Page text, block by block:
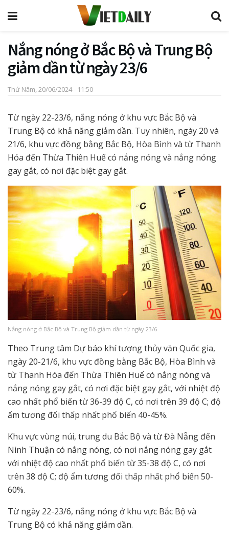
Nắng nóng ở Bắc Bộ và Trung Bộ
giảm dần từ ngày 23/6
Thứ Năm, 20/06/2024 - 11:50
Từ ngày 22-23/6, nắng nóng ở khu vực Bắc Bộ và
Trung Bộ có khả năng giảm dần. Tuy nhiên, ngày 20 và
21/6, khu vực đồng bằng Bắc Bộ, Hòa Bình và từ Thanh
Hóa đến Thừa Thiên Huế có nắng nóng và nắng nóng
gay gắt, có nơi đặc biệt gay gắt.
Nắng nóng ở Bắc Bộ và Trung Bộ giảm dần từ ngày 23/6
Theo Trung tâm Dự báo khí tượng thủy văn Quốc gia,
ngày 20-21/6, khu vực đồng bằng Bắc Bộ, Hòa Bình và
từ Thanh Hóa đến Thừa Thiên Huế có nắng nóng và
nắng nóng gay gắt, có nơi đặc biệt gay gắt, với nhiệt độ
cao nhất phổ biến từ 36-39 độ C, có nơi trên 39 độ C; độ
ẩm tương đối thấp nhất phổ biến 40-45%.
Khu vực vùng núi, trung du Bắc Bộ và từ Đà Nẵng đến
Ninh Thuận có nắng nóng, có nơi nắng nóng gay gắt
với nhiệt độ cao nhất phổ biến từ 35-38 độ C, có nơi
trên 38 độ C; độ ẩm tương đối thấp nhất phổ biến 50-
60%.
Từ ngày 22-23/6, nắng nóng ở khu vực Bắc Bộ và
Trung Bộ có khả năng giảm dần.